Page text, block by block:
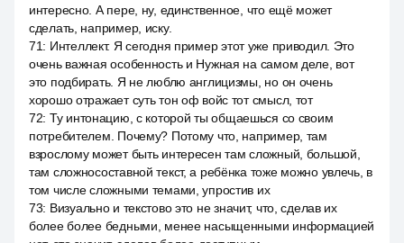
интересно. А пере, ну, единственное, что ещё может
сделать, например, иску.
71: Интеллект. Я сегодня пример этот уже приводил. Это
очень важная особенность и Нужная на самом деле, вот
это подбирать. Я не люблю англицизмы, но он очень
хорошо отражает суть тон оф войс тот смысл, тот
72: Ту интонацию, с которой ты общаешься со своим
потребителем. Почему? Потому что, например, там
взрослому может быть интересен там сложный, большой,
там сложносоставной текст, а ребёнка тоже можно увлечь, в
том числе сложными темами, упростив их
73: Визуально и текстово это не значит, что, сделав их
более более бедными, менее насыщенными информацией